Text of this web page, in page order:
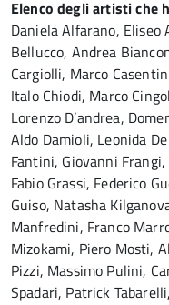
Elenco degli artisti che
Daniela Alfarano, Eliseo
Bellucco, Andrea
Cargiolli, Marco
Italo Chiodi, Marco
Lorenzo D’andrea,
Aldo Damioli, Leonida
Fantini, Giovanni
Fabio Grassi, Federico
Guiso, Natasha
Manfredini, Franco
Mizokami, Piero Mosti,
Pizzi, Massimo Pulini,
Spadari, Patrick